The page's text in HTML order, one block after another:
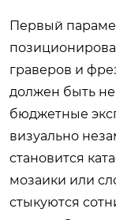
Первый
граверов и
должен быть
бюджетные
визуально
становится
мозаики или
стыкуются